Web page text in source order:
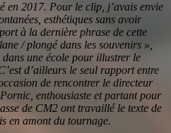
en 2017. Pour le clip, j’avais envie
esthétiques sans avoir
à la dernière phrase de cette
/ plongé dans les souvenirs »,
une école pour illustrer le
d’ailleurs le seul rapport entre
de rencontrer le directeur
enthousiaste et partant pour
de CM2 ont travaillé le texte de
en amont du tournage.